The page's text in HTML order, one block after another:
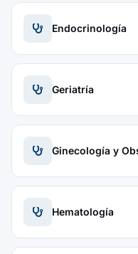
Endocrinología
Geriatría
Ginecología y
Hematología